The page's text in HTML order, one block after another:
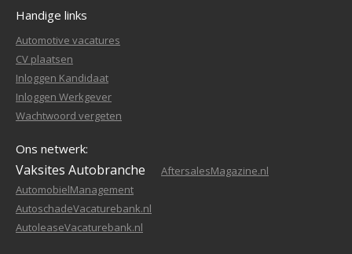
Handige links
Automotive vacatures
CV plaatsen
Inloggen Kandidaat
Inloggen Werkgever
Wachtwoord vergeten
Ons netwerk:
Vaksites Autobranche
AftersalesMagazine.nl
AutomobielManagement
AutoschadeVacaturebank.nl
AutoleaseVacaturebank.nl